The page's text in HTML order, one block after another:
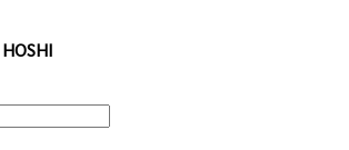
HOSHI